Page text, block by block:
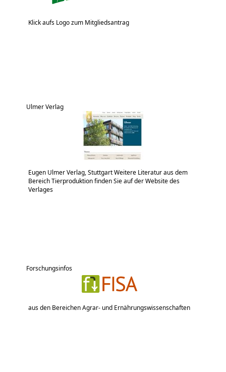
Klick aufs Logo zum Mitgliedsantrag
Ulmer Verlag
Eugen Ulmer Verlag, Stuttgart Weitere Literatur aus dem
Bereich Tierproduktion finden Sie auf der Website des
Verlages
Forschungsinfos
aus den Bereichen Agrar- und Ernährungswissenschaften